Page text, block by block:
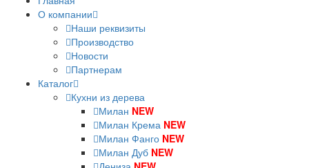
О компании
Наши реквизиты
Производство
Новости
Партнерам
Каталог
Кухни из дерева
Милан NEW
Милан Крема NEW
Милан Фанго NEW
Милан Дуб NEW